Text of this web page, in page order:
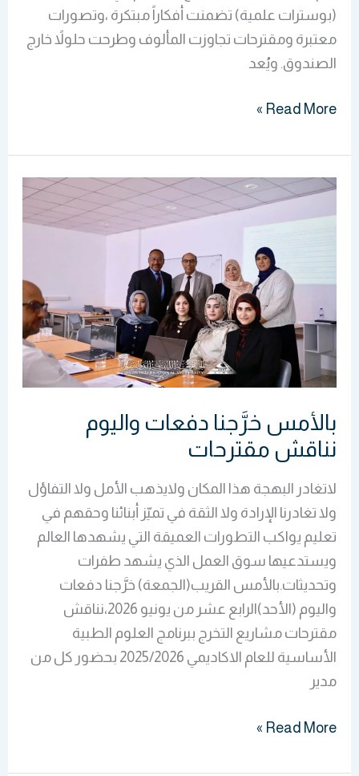
(بوسترات علمية) تضمنت أفكاراً مبتكرة ،وتصورات
معتبرة ومقترحات تجاوزت المألوف وطرحت حلولاً خارج
الصندوق. ويُعد
Read More »
بالأمس خرَّجنا دفعات واليوم
نناقش مقترحات
لاتغادر البهجة هذا المكان ولايذهب الأمل ولا التفاؤل
ولا تغادرنا الإرادة ولا الثقة في تميّز أبنائنا وحقهم في
تعليم يواكب التطورات العميقة التي يشهدها العالم
ويستدعيها سوق العمل الذي يشهد طفرات
وتحديثات.بالأمس القريب(الجمعة) خرَّجنا دفعات
واليوم (الأحد)الرابع عشر من يونيو 2026،نناقش
مقترحات مشاريع التخرج ببرنامج العلوم الطبية
الأساسية للعام الاكاديمي 2025/2026 بحضور كل من
مدير
بالأمس
خرَّجنا
نناقش
مقترحات
Read More »